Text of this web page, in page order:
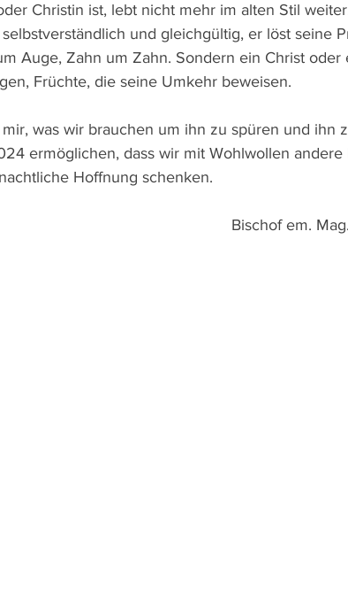
Christin ist, lebt nicht mehr im alten Stil
und gleichgültig, er löst seine
Auge, Zahn um Zahn. Sondern ein Christ
Früchte, die seine Umkehr beweisen.
was wir brauchen um ihn zu spüren und ihn
ermöglichen, dass wir mit Wohlwollen
Hoffnung schenken.
Bischof em.